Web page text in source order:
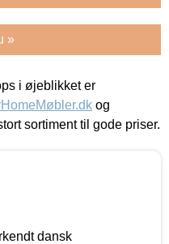
»
i øjeblikket er
og
sortiment til gode priser.
dansk